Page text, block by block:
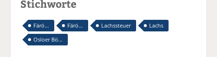
Stichworte
Färö... Färö... Lachssteuer
Lachs
Osloer Bö...